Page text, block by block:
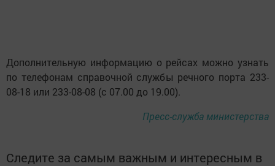
Дополнительную информацию о рейсах можно узнать
по телефонам справочной службы речного порта 233-
08-18 или 233-08-08 (с 07.00 до 19.00).
Пресс-служба министерства
Следите за самым важным и интересным в